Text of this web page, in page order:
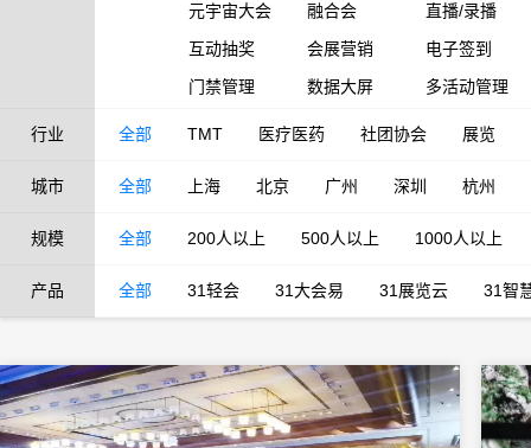
元宇宙大会
融合会
直播/录播
互动抽奖
会展营销
电子签到
门禁管理
数据大屏 多活动管理
行业 全部 TMT 医疗医药 社团协会 展览
城市 全部 上海 北京 广州 深圳 杭州
规模 全部 200人以上 500人以上 1000人以上
产品 全部 31轻会 31大会易 31展览云 31智